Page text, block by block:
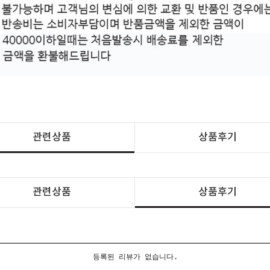
관련상품 상품후기
관련상품 상품후기
등록된 리뷰가 없습니다.